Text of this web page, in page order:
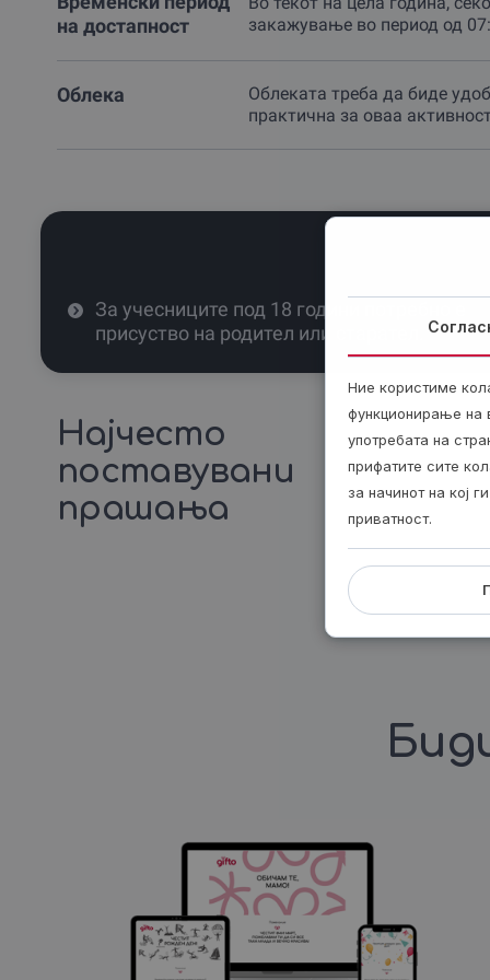
на достапност
закажување во период од
Облека
Облеката треба да биде
практична за оваа
За учесниците под 18 години потребно е
присуство на родител или старател.
Најчесто
поставувани
прашања
Ние користиме
функционирање на
употребата на
прифатите сите
за начинот на кој
приватност.